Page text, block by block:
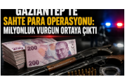
Konuştu